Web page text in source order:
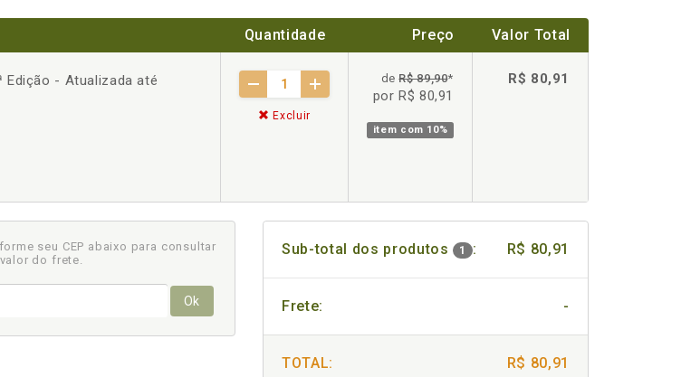
Quantidade Preço Valor Total
Edição - Atualizada até
Excluir
deR$ 89,90*
por R$ 80,91
item com 10%
R$ 80,91
seu CEP abaixo para consultar
do frete.
Ok
Sub-total dos produtos 1 : R$ 80,91
Frete: -
TOTAL: R$ 80,91